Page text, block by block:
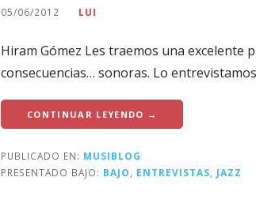
05/06/2012 LUI
Hiram Gómez Les traemos una excelente
consecuencias… sonoras. Lo
CONTINUAR LEYENDO →
PUBLICADO EN: MUSIBLOG
PRESENTADO BAJO: BAJO ENTREVISTAS JAZZ